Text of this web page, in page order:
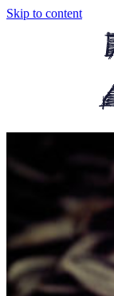
Skip to content